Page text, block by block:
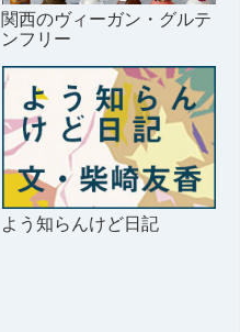
関西のヴィーガン・グルテ
ンフリー
よう知らんけど日記